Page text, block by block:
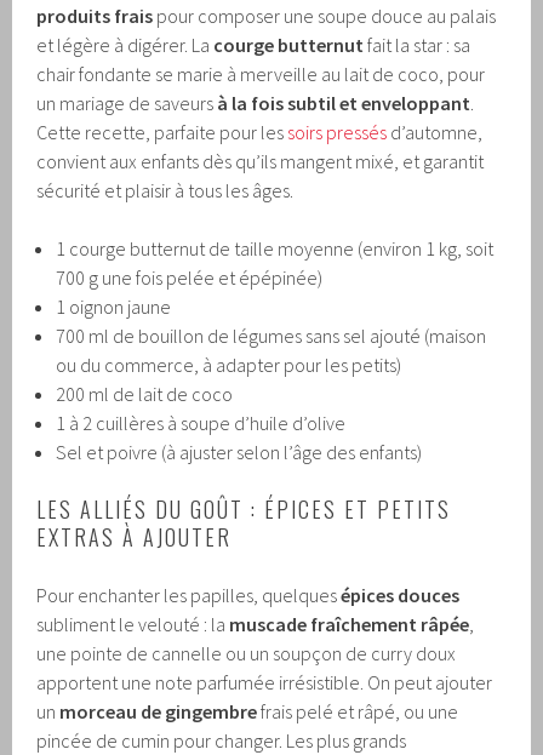
produits frais pour composer une soupe douce au palais
et légère à digérer. La courge butternut fait la star : sa
chair fondante se marie à merveille au lait de coco, pour
un mariage de saveurs à la fois subtil et enveloppant
Cette recette, parfaite pour les soirs pressés d’automne,
convient aux enfants dès qu’ils mangent mixé, et garantit
sécurité et plaisir à tous les âges.
1 courge butternut de taille moyenne (environ 1 kg, soit
700 g une fois pelée et épépinée)
1 oignon jaune
700 ml de bouillon de légumes sans sel ajouté (maison
ou du commerce, à adapter pour les petits)
200 ml de lait de coco
1 à 2 cuillères à soupe d’huile d’olive
Sel et poivre (à ajuster selon l’âge des enfants)
LES ALLIÉS DU GOÛT : ÉPICES ET PETITS
EXTRAS À AJOUTER
Pour enchanter les papilles, quelquesépices douces
subliment le velouté : la muscade fraîchement râpée
une pointe de cannelle ou un soupçon de curry doux
apportent une note parfumée irrésistible. On peut ajouter
un morceau de gingembrefrais pelé et râpé, ou une
pincée de cumin pour changer. Les plus grands